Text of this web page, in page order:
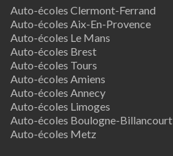
Auto-écoles Clermont-Ferrand
Auto-écoles Aix-En-Provence
Auto-écoles Le Mans
Auto-écoles Brest
Auto-écoles Tours
Auto-écoles Amiens
Auto-écoles Annecy
Auto-écoles Limoges
Auto-écoles Boulogne-Billancourt
Auto-écoles Metz